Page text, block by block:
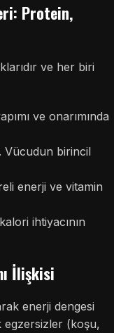
Protein,
ve her biri
ve onarımında
Vücudun birincil
enerji ve vitamin
ihtiyacının
İlişkisi
enerji dengesi
egzersizler (koşu,